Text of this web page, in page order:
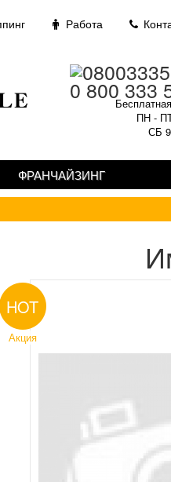
Работа
0 800 333
ПН -
СБ
ФРАНЧАЙЗИНГ
HOT
Акция